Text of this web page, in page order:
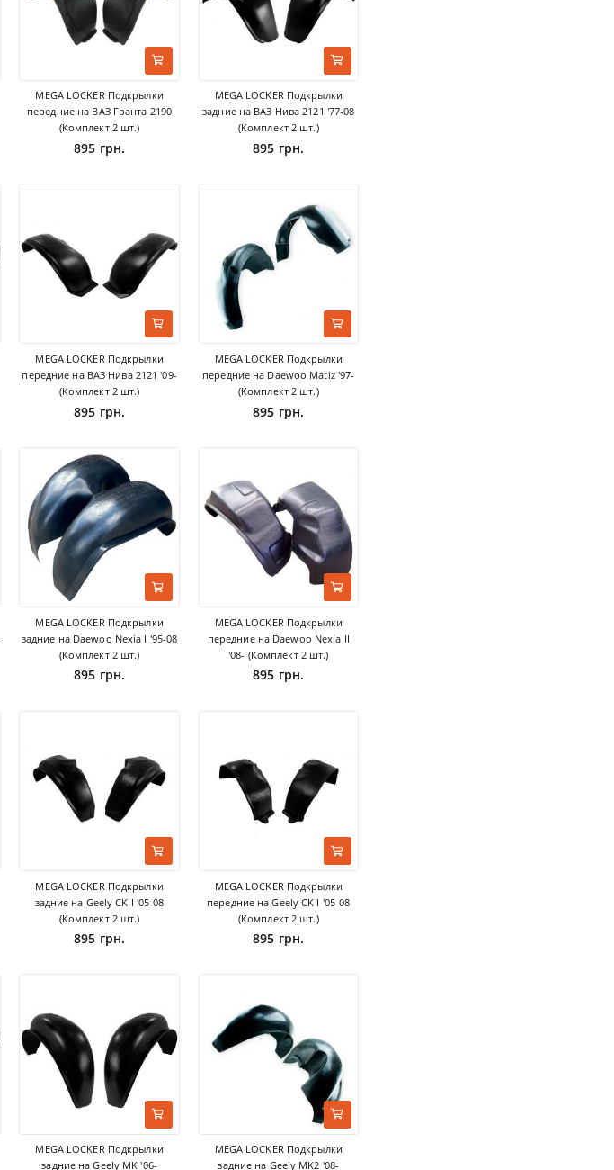
MEGA LOCKER Подкрылки
передние на ВАЗ Гранта 2190
(Комплект 2 шт.)
895 грн.
MEGA LOCKER Подкрылки
задние на ВАЗ Нива 2121 '77-08
(Комплект 2 шт.)
895 грн.
MEGA LOCKER Подкрылки
передние на ВАЗ Нива 2121 '09-
(Комплект 2 шт.)
895 грн.
MEGA LOCKER Подкрылки
передние на Daewoo Matiz '97-
(Комплект 2 шт.)
895 грн.
MEGA LOCKER Подкрылки
задние на Daewoo Nexia I '95-08
(Комплект 2 шт.)
895 грн.
MEGA LOCKER Подкрылки
передние на Daewoo Nexia II
'08- (Комплект 2 шт.)
895 грн.
MEGA LOCKER Подкрылки
задние на Geely CK I '05-08
(Комплект 2 шт.)
895 грн.
MEGA LOCKER Подкрылки
передние на Geely CK I '05-08
(Комплект 2 шт.)
895 грн.
MEGA LOCKER Подкрылки
задние на Geely MK '06-
MEGA LOCKER Подкрылки
задние на Geely MK2 '08-